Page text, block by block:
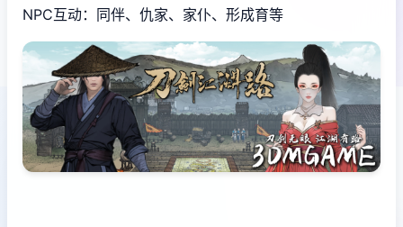
NPC互动：同伴、仇家、家仆、形成育等